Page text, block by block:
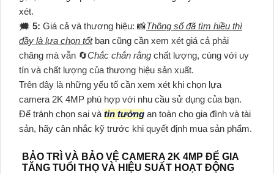
xét.
🗯️ 5: Giá cả và thương hiệu: 📸Thông số đã tìm hiều thì
đầy là lựa chọn tốtbạn cũng cần xem xét giá cả phải
chăng mà vẫn 🔄Chắc chắn rằng chất lượng, cùng với uy
tín và chất lượng của thương hiệu sản xuất.
Trên đây là những yếu tố cần xem xét khi chọn lựa
camera 2K 4MP phù hợp với nhu cầu sử dụng của bạn.
Để tránh chọn sai và tin tưởng an toàn cho gia đình và tài
sản, hãy cân nhắc kỹ trước khi quyết định mua sản phẩm.
BẢO TRÌ VÀ BẢO VỆ CAMERA 2K 4MP ĐỂ GIA
TĂNG TUỔI THỌ VÀ HIỆU SUẤT HOẠT ĐỘNG